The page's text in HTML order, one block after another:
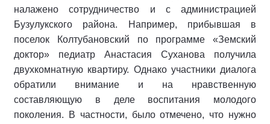
налажено сотрудничество и с администрацией
Бузулукского района. Например, прибывшая в
поселок Колтубановский по программе «Земский
доктор» педиатр Анастасия Суханова получила
двухкомнатную квартиру. Однако участники диалога
обратили внимание и на нравственную
составляющую в деле воспитания молодого
поколения. В частности, было отмечено, что нужно